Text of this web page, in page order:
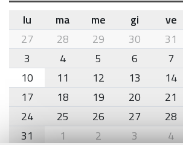
month-
8
lu ma me gi ve
27
28 29 30 31
3
4 5 6 7
10
11 12 13 14
17
18 19 20 21
24
25 26 27 28
31
1 2 3 4